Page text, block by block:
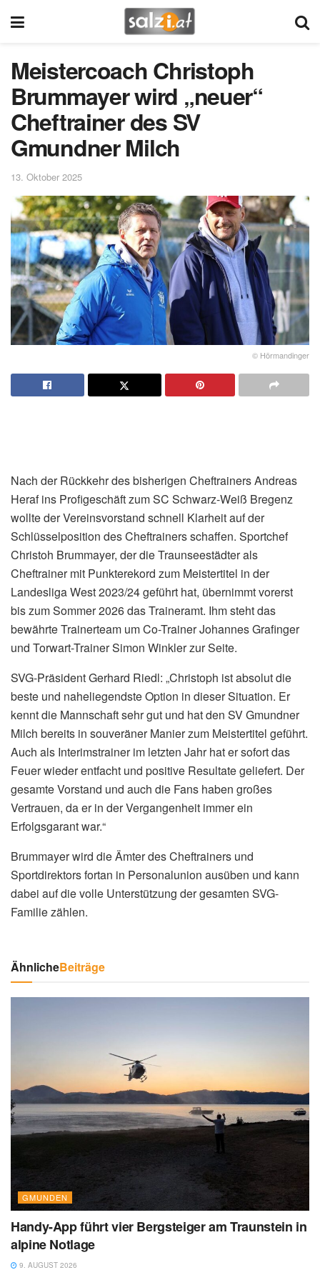
Meistercoach Christoph
Brummayer wird „neuer“
Cheftrainer des SV
Gmundner Milch
13. Oktober 2025
© Hörmandinger
Nach der Rückkehr des bisherigen Cheftrainers Andreas
Heraf ins Profigeschäft zum SC Schwarz-Weiß Bregenz
wollte der Vereinsvorstand schnell Klarheit auf der
Schlüsselposition des Cheftrainers schaffen. Sportchef
Christoh Brummayer, der die Traunseestädter als
Cheftrainer mit Punkterekord zum Meistertitel in der
Landesliga West 2023/24 geführt hat, übernimmt vorerst
bis zum Sommer 2026 das Traineramt. Ihm steht das
bewährte Trainerteam um Co-Trainer Johannes Grafinger
und Torwart-Trainer Simon Winkler zur Seite.
SVG-Präsident Gerhard Riedl: „Christoph ist absolut die
beste und naheliegendste Option in dieser Situation. Er
kennt die Mannschaft sehr gut und hat den SV Gmundner
Milch bereits in souveräner Manier zum Meistertitel geführt.
Auch als Interimstrainer im letzten Jahr hat er sofort das
Feuer wieder entfacht und positive Resultate geliefert. Der
gesamte Vorstand und auch die Fans haben großes
Vertrauen, da er in der Vergangenheit immer ein
Erfolgsgarant war.“
Brummayer wird die Ämter des Cheftrainers und
Sportdirektors fortan in Personalunion ausüben und kann
dabei auf die volle Unterstützung der gesamten SVG-
Familie zählen.
ÄhnlicheBeiträge
GMUNDEN
Handy-App führt vier Bergsteiger am Traunstein in
alpine Notlage
9. AUGUST 2026